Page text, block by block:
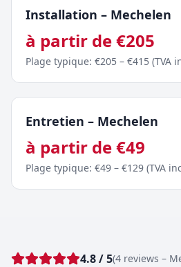
Installation – Mechelen
à partir de€205
Plage typique: €205 – €415 (TVA
Entretien – Mechelen
à partir de€49
Plage typique: €49 – €129 (TVA
4.8/ 5(4 reviews –